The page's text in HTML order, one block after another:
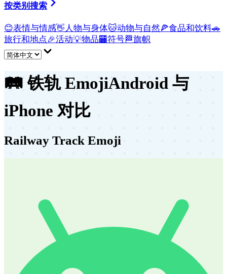
按类别搜索
😊表情与情感👋 人物与身体🐱动物与自然🍕食品和饮料🚗
旅行和地点🎉活动💡物品🏧符号🏁旗帜
🛤️ 铁轨 EmojiAndroid 与
iPhone 对比
Railway Track Emoji